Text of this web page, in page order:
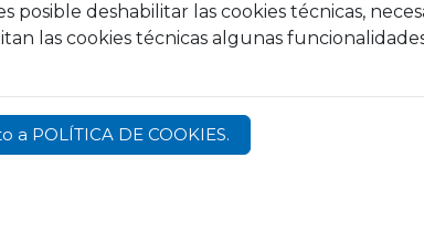
posible deshabilitar las cookies técnicas,
las cookies técnicas algunas
POLÍTICA DE COOKIES.